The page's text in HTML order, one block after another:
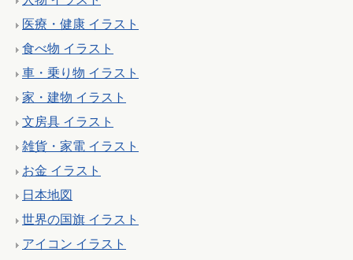
医療・健康 イラスト
食べ物 イラスト
車・乗り物 イラスト
家・建物 イラスト
文房具 イラスト
雑貨・家電 イラスト
お金 イラスト
日本地図
世界の国旗 イラスト
アイコン イラスト